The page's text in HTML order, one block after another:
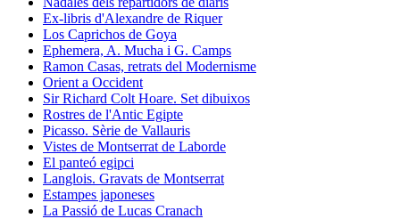
Ex-libris d'Alexandre de Riquer
Los Caprichos de Goya
Ephemera, A. Mucha i G. Camps
Ramon Casas, retrats del Modernisme
Orient a Occident
Sir Richard Colt Hoare. Set dibuixos
Rostres de l'Antic Egipte
Picasso. Sèrie de Vallauris
Vistes de Montserrat de Laborde
El panteó egipci
Langlois. Gravats de Montserrat
Estampes japoneses
La Passió de Lucas Cranach